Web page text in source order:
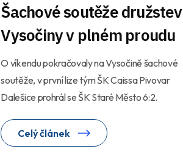
Šachové soutěže družstev
Vysočiny v plném proudu
O víkendu pokračovaly na Vysočině šachové
soutěže, v první lize tým ŠK Caissa Pivovar
Dalešice prohrál se ŠK Staré Město 6:2.
Celý článek